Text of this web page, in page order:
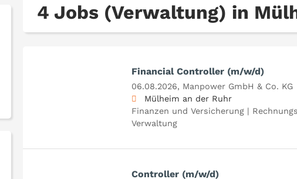
4 Jobs (Verwaltung) in
Financial Controller (m/w/d)
06.08.2026, Manpower GmbH & Co. KG
Mülheim an der Ruhr
Finanzen und Versicherung |
Verwaltung
Controller (m/w/d)